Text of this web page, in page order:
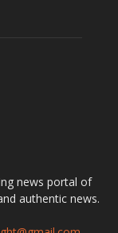
news portal of
authentic news.